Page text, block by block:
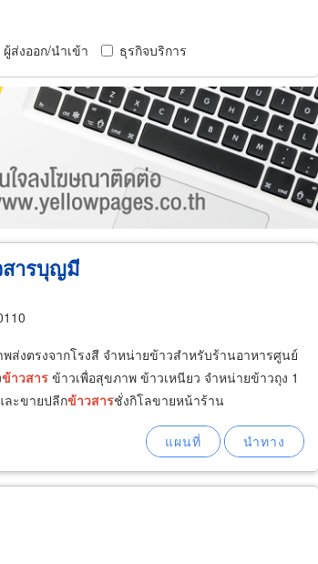
ผู้ส่งออก/นำเข้า ธุรกิจบริการ
ารบุญมี
งตรงจากโรงสี จำหน่ายข้าวสำหรับร้านอาหารศูนย์
ข้าวสาร ข้าวเพื่อสุขภาพ ข้าวเหนียว จำหน่ายข้าวถุง 1
ละขายปลีกข้าวสารชั่งกิโลขายหน้าร้าน